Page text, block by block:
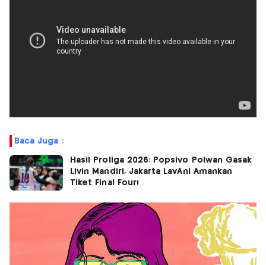
Baca Juga :
Hasil Proliga 2026: Popsivo Polwan Gasak
Livin Mandiri, Jakarta LavAni Amankan
Tiket Final Four!